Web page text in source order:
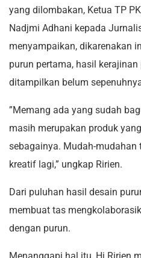
yang dilombakan, Ketua TP
Nadjmi Adhani kepada
menyampaikan, dikarenakan
purun pertama, hasil kerajinan
ditampilkan belum
”Memang ada yang sudah
masih merupakan produk
sebagainya. Mudah-mudahan
kreatif lagi,” ungkap Ririen.
Dari puluhan hasil desain
membuat tas
dengan purun.